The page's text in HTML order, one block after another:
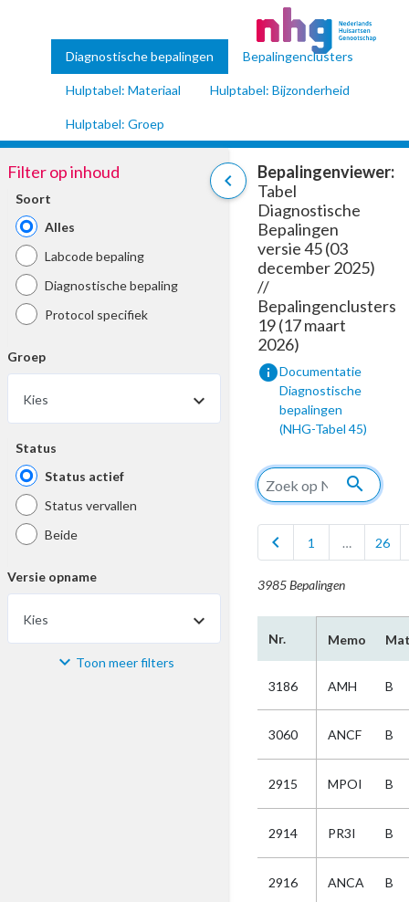
Diagnostische bepalingen Bepalingenclusters
Hulptabel: Materiaal Hulptabel: Bijzonderheid
Hulptabel: Groep
chevron_left
Filter op inhoud
Soort
Alles
Labcode bepaling
Diagnostische bepaling
Protocol specifiek
Groep
Kies
Status
Status actief
Status vervallen
Beide
Versie opname
Kies
Materiaal Toon meer filters
Bepalingenviewer:
Tabel
Diagnostische
Bepalingen
versie 45 (03
december 2025)
//
Bepalingenclusters
19 (17 maart
2026)
infoDocumentatie
Diagnostische
bepalingen
(NHG-Tabel 45)
search
chevron_left 1 … 26
3985 Bepalingen
Nr. Memo
3186 AMH B
3060 ANCF B
2915 MPOI B
2914 PR3I B
2916 ANCA B